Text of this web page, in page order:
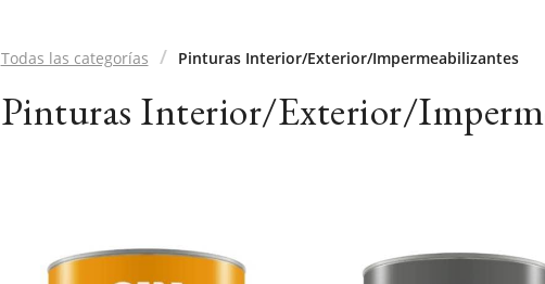
Todas las categorías Pinturas Interior/Exterior/Impermeabilizantes
Pinturas Interior/Exterior/